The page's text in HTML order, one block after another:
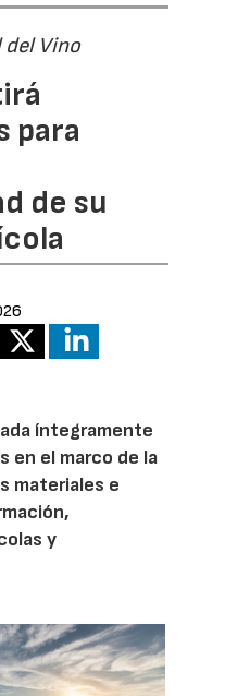
Vino
para
de su
íntegramente
en el marco de la
materiales e
y